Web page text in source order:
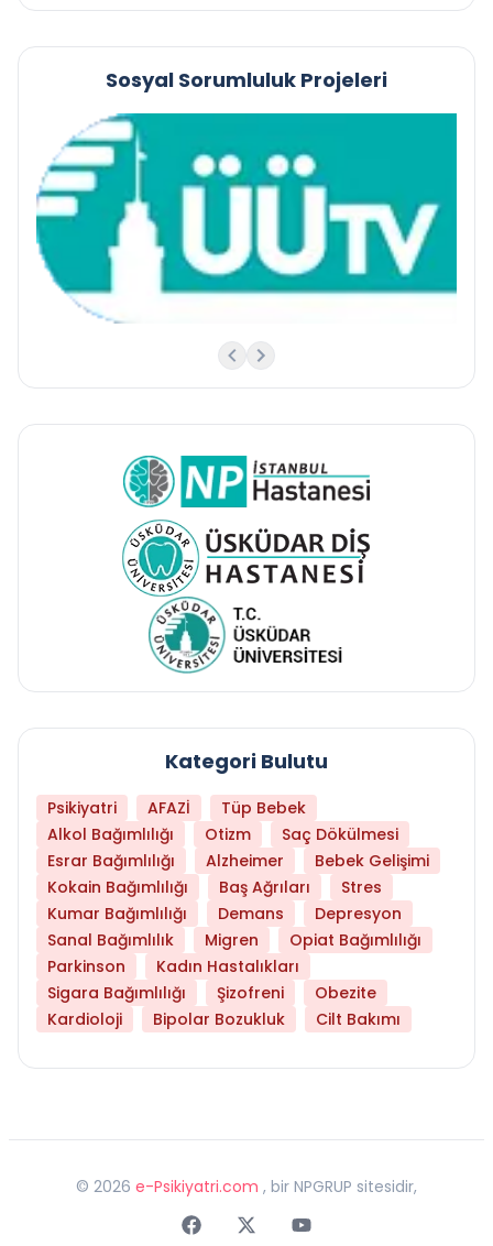
Sosyal Sorumluluk Projeleri
Kategori Bulutu
Psikiyatri AFAZİ
Tüp Bebek
Alkol Bağımlılığı
Otizm
Saç Dökülmesi
Esrar Bağımlılığı
Alzheimer
Bebek Gelişimi
Kokain Bağımlılığı
Baş Ağrıları
Stres
Kumar Bağımlılığı
Demans
Depresyon
Sanal Bağımlılık
Migren
Opiat Bağımlılığı
Parkinson
Kadın Hastalıkları
Sigara Bağımlılığı
Şizofreni
Obezite
Kardioloji
Bipolar Bozukluk Cilt Bakımı
© 2026 e-Psikiyatri.com , bir NPGRUP sitesidir,